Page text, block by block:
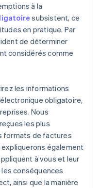
à la
subsistent, ce
en pratique. Par
de déterminer
considérés comme
les informations
obligatoire,
Nous
les plus
formats de factures
également
à vous et leur
les conséquences
ainsi que la manière